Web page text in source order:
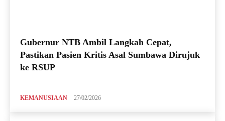
Gubernur NTB Ambil Langkah Cepat,
Pastikan Pasien Kritis Asal Sumbawa Dirujuk
ke RSUP
KEMANUSIAAN 27/02/2026